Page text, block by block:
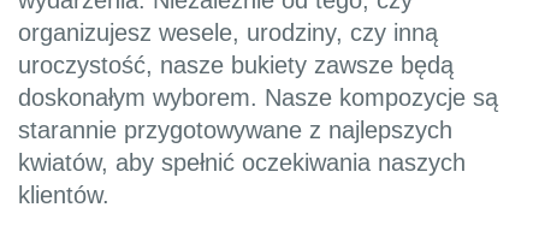
organizujesz wesele, urodziny, czy inną
uroczystość, nasze bukiety zawsze będą
doskonałym wyborem. Nasze kompozycje są
starannie przygotowywane z najlepszych
kwiatów, aby spełnić oczekiwania naszych
klientów.